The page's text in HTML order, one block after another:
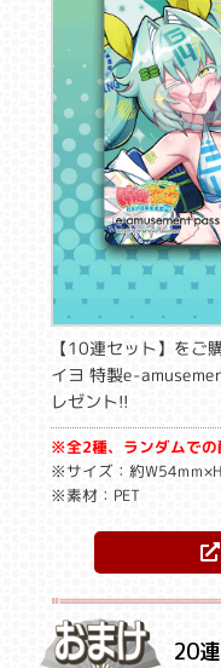
【10連セット】をご
イヨ 特製e-
レゼント!!
※全2種、ランダムでの
※サイズ：約
※素材：PET
20